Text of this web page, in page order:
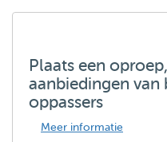
Plaats een
aanbiedingen
oppassers
Meer informatie